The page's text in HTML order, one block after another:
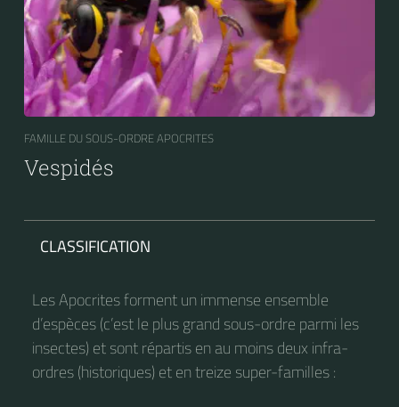
FAMILLE DU SOUS-ORDRE APOCRITES
Vespidés
CLASSIFICATION
Les Apocrites forment un immense ensemble
d’espèces (c’est le plus grand sous-ordre parmi les
insectes) et sont répartis en au moins deux infra-
ordres (historiques) et en treize super-familles :